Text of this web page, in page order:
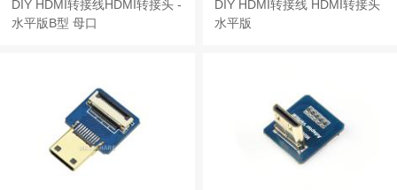
DIY HDMI转接线 HDMI转接头
水平版
DIY HDMI转接线HDMI转接头 -
水平版B型 母口